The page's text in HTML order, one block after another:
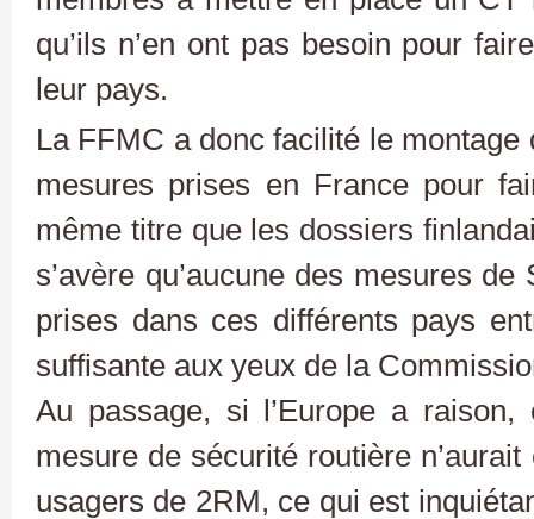
qu’ils n’en ont pas besoin pour
leur pays.
La FFMC a donc facilité le montage
mesures prises en France pour
même titre que les dossiers
s’avère qu’aucune des mesures
prises dans ces différents pays
suffisante aux yeux de la
Au passage, si l’Europe a
mesure de sécurité routière
usagers de 2RM, ce qui est